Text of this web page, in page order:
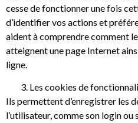
cesse de fonctionner une fois
d’identifier vos actions et
aident à comprendre comment
atteignent une page Internet
ligne.
Les cookies de
Ils permettent d’enregistrer les
l’utilisateur, comme son login